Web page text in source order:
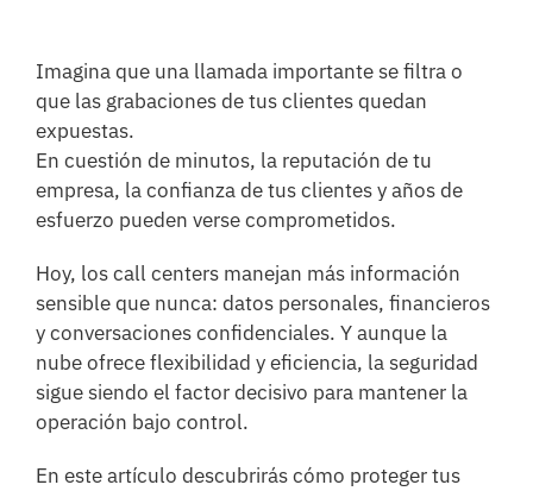
Imagina que una llamada importante se filtra o
que las grabaciones de tus clientes quedan
expuestas.
En cuestión de minutos, la reputación de tu
empresa, la confianza de tus clientes y años de
esfuerzo pueden verse comprometidos.
Hoy, los call centers manejan más información
sensible que nunca: datos personales, financieros
y conversaciones confidenciales. Y aunque la
nube ofrece flexibilidad y eficiencia, la seguridad
sigue siendo el factor decisivo para mantener la
operación bajo control.
En este artículo descubrirás cómo proteger tus